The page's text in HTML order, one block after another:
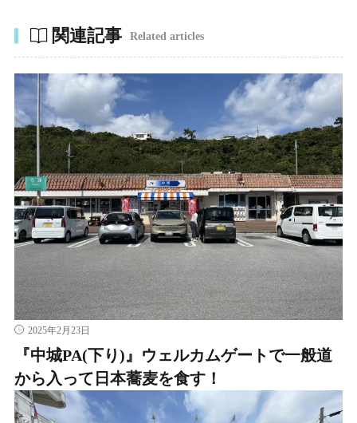
関連記事 Related articles
2025年2月23日
『中城PA(下り)』ウェルカムゲートで一般道
から入って日本蕎麦を食す！